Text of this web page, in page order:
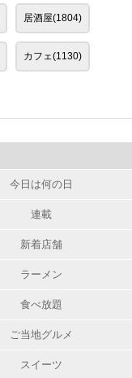
居酒屋(1804)
カフェ(1130)
今日は何の日
連載
新着店舗
ラーメン
食べ放題
ご当地グルメ
スイーツ